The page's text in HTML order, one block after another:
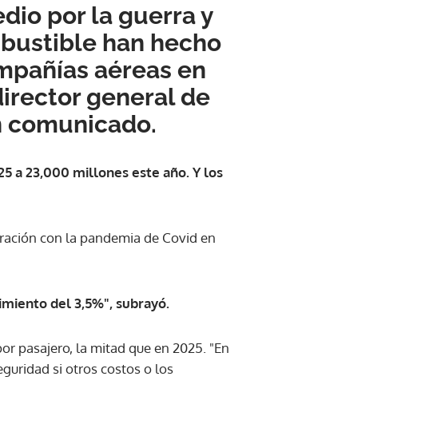
por la guerra y
han hecho
aéreas en
general de
comunicado.
a 23,000 millones este año. Y los
con la pandemia de Covid en
del 3,5%", subrayó.
pasajero, la mitad que en 2025. "En
si otros costos o los